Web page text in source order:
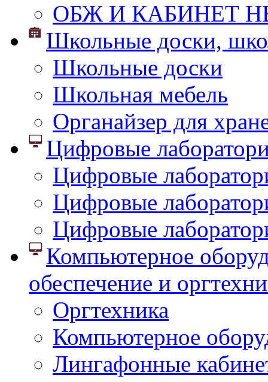
ОБЖ И КАБИНЕТ
Школьные доски,
Школьные доски
Школьная мебель
Органайзер для
Цифровые
Цифровые
Цифровые
Цифровые
Компьютерное
обеспечение и
Оргтехника
Компьютерное
Лингафонные